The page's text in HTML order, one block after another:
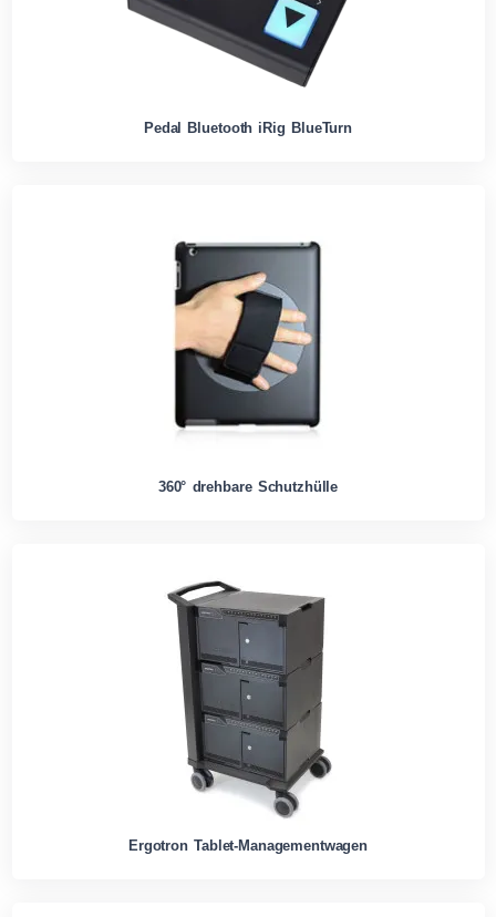
Pedal Bluetooth iRig BlueTurn
360° drehbare Schutzhülle
Ergotron Tablet-Managementwagen